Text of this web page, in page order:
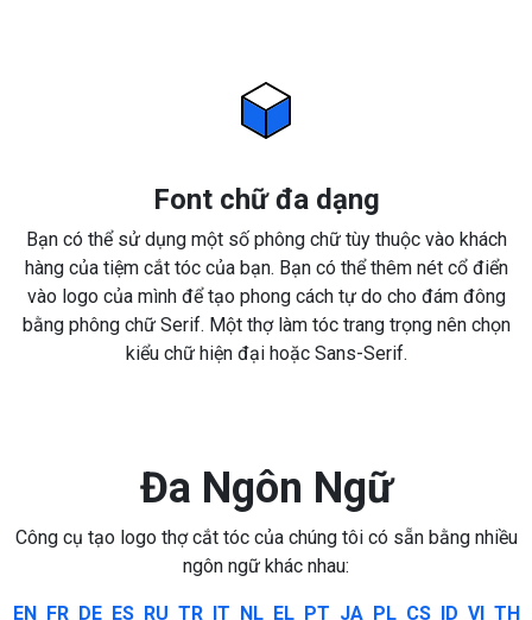
Font chữ đa dạng
Bạn có thể sử dụng một số phông chữ tùy thuộc vào khách
hàng của tiệm cắt tóc của bạn. Bạn có thể thêm nét cổ điển
vào logo của mình để tạo phong cách tự do cho đám đông
bằng phông chữ Serif. Một thợ làm tóc trang trọng nên chọn
kiểu chữ hiện đại hoặc Sans-Serif.
Đa Ngôn Ngữ
Công cụ tạo logo thợ cắt tóc của chúng tôi có sẵn bằng nhiều
ngôn ngữ khác nhau:
EN FR DE ES RU TR IT NL EL PT JA PL CS ID VI TH